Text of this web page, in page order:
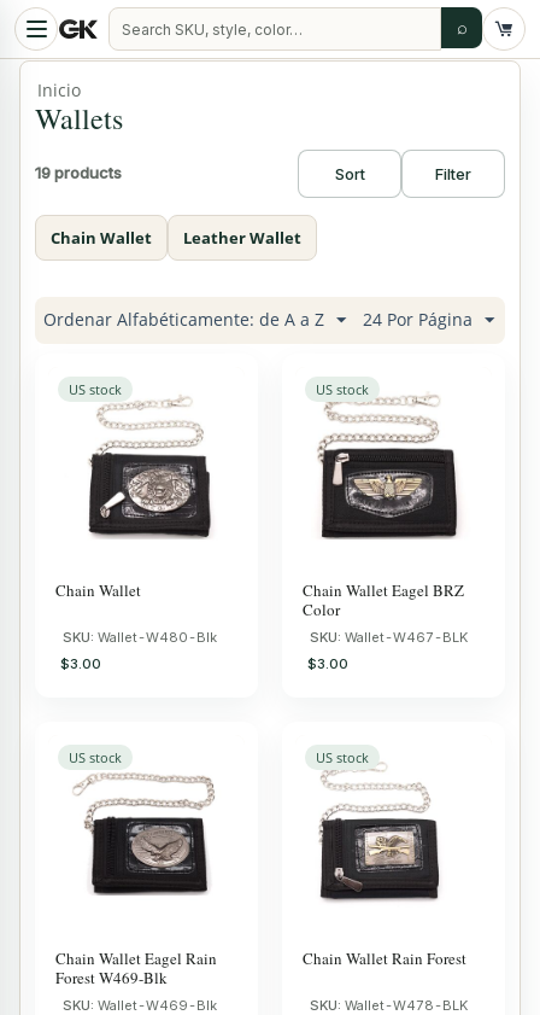
⌕
Inicio
Wallets
Chain Wallet Leather Wallet
19 products Sort Filter
Ordenar Alfabéticamente: de A a Z 24 Por Página
US stock
Chain Wallet
SKU: Wallet-W480-Blk
$3.00
US stock
Chain Wallet Eagel BRZ
Color
SKU: Wallet-W467-BLK
$3.00
US stock
Chain Wallet Eagel Rain
Forest W469-Blk
SKU: Wallet-W469-Blk
US stock
Chain Wallet Rain Forest
SKU: Wallet-W478-BLK